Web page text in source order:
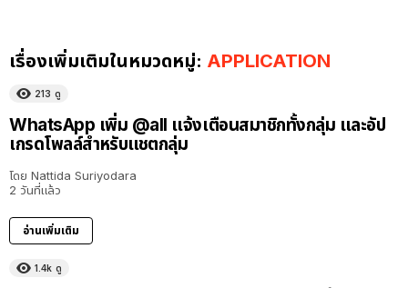
เรื่องเพิ่มเติมในหมวดหมู่: APPLICATION
213 ดู
WhatsApp เพิ่ม @all แจ้งเตือนสมาชิกทั้งกลุ่ม และอัป
เกรดโพลล์สำหรับแชตกลุ่ม
โดย Nattida Suriyodara
2 วันที่แล้ว
อ่านเพิ่มเติม
1.4k ดู